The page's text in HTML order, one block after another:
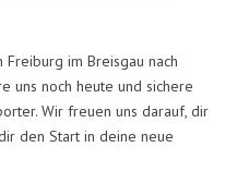
im Breisgau nach
uns noch heute und sichere
Wir freuen uns darauf, dir
den Start in deine neue